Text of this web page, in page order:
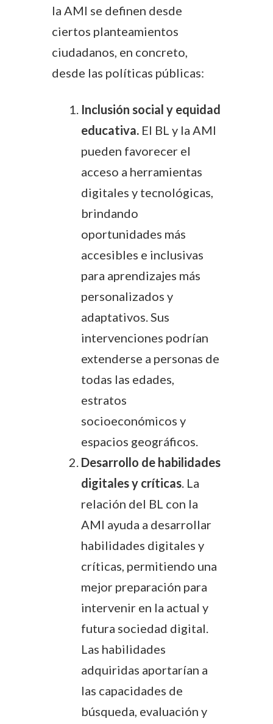
la AMI se definen desde
ciertos planteamientos
ciudadanos, en concreto,
desde las políticas públicas:
Inclusión social y equidad
educativa. El BL y la AMI
pueden favorecer el
acceso a herramientas
digitales y tecnológicas,
brindando
oportunidades más
accesibles e inclusivas
para aprendizajes más
personalizados y
adaptativos. Sus
intervenciones podrían
extenderse a personas de
todas las edades,
estratos
socioeconómicos y
espacios geográficos.
Desarrollo de habilidades
digitales y críticas. La
relación del BL con la
AMI ayuda a desarrollar
habilidades digitales y
críticas, permitiendo una
mejor preparación para
intervenir en la actual y
futura sociedad digital.
Las habilidades
adquiridas aportarían a
las capacidades de
búsqueda, evaluación y